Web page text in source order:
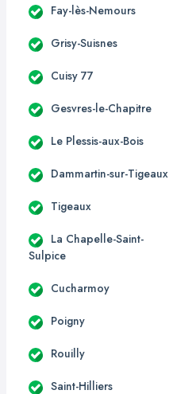
Fay-lès-Nemours
Grisy-Suisnes
Cuisy 77
Gesvres-le-Chapitre
Le Plessis-aux-Bois
Dammartin-sur-Tigeaux
Tigeaux
La Chapelle-Saint-
Sulpice
Cucharmoy
Poigny
Rouilly
Saint-Hilliers